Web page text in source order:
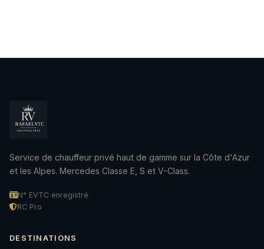
Service de chauffeur privé haut de gamme sur la Côte d'Azur
et les Alpes. Mercedes Classe E, S et V-Class.
N° EVTC enregistré
RC Pro
DESTINATIONS